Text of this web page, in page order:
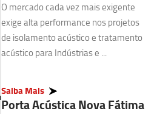
O mercado cada vez mais exigente
exige alta performance nos projetos
de isolamento acústico e tratamento
acústico para Indústrias e ...
Saiba Mais
Porta Acústica Nova Fátima